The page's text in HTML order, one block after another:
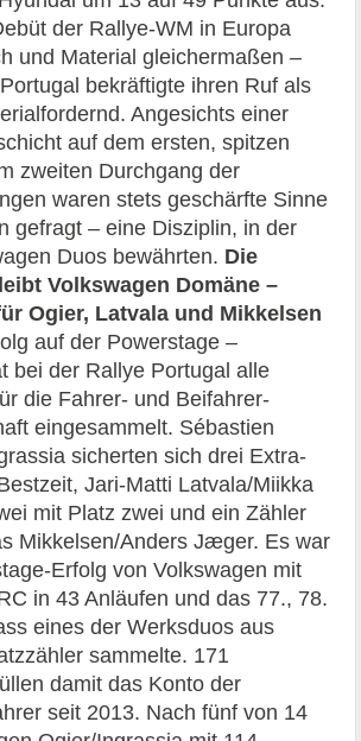
der Rallye-WM in Europa
und Material gleichermaßen –
bekräftigte ihren Ruf als
Angesichts einer
auf dem ersten, spitzen
zweiten Durchgang der
waren stets geschärfte Sinne
gefragt – eine Disziplin, in der
Duos bewährten. Die
Volkswagen Domäne –
Ogier, Latvala und Mikkelsen
auf der Powerstage –
bei der Rallye Portugal alle
die Fahrer- und Beifahrer-
eingesammelt. Sébastien
sicherten sich drei Extra-
Jari-Matti Latvala/Miikka
mit Platz zwei und ein Zähler
Mikkelsen/Anders Jæger. Es war
Erfolg von Volkswagen mit
in 43 Anläufen und das 77., 78.
eines der Werksduos aus
sammelte. 171
damit das Konto der
seit 2013. Nach fünf von 14